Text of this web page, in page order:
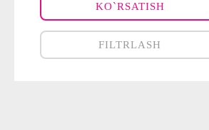
KO`RSATISH
FILTRLASH